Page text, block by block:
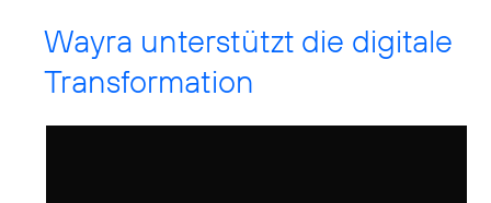
Wayra unterstützt die digitale
Transformation